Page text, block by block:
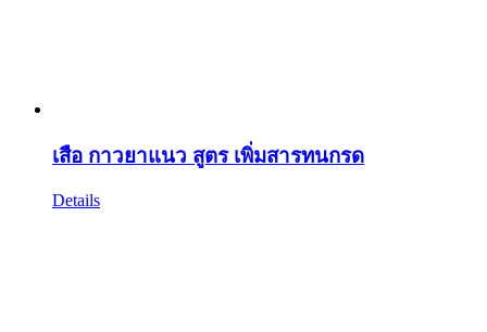
เสือ กาวยาแนว สูตร เพิ่มสารทนกรด
Details